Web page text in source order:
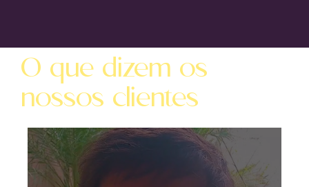
O que dizem os
nossos clientes